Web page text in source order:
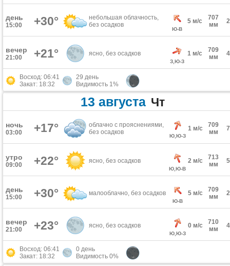
день
15:00 +30°
небольшая облачность,
без осадков
Ю-В
5 м/с
707
мм
вечер
21:00 +21° ясно, без осадков
З,Ю-З
1 м/с
709
мм
Восход: 06:41
Закат: 18:32
29 день
Видимость 1%
13 августа Чт
ночь
03:00 +17°
облачно с прояснениями,
без осадков
Ю,Ю-З
1 м/с
709
мм
утро
09:00 +22° ясно, без осадков
Ю,Ю-В
2 м/с
713
мм
день
15:00 +30° малооблачно, без осадков
Ю-В
5 м/с
709
мм
вечер
21:00 +23° ясно, без осадков
Ю,Ю-З
0 м/с
710
мм
Восход: 06:41
Закат: 18:32
0 день
Видимость 0%